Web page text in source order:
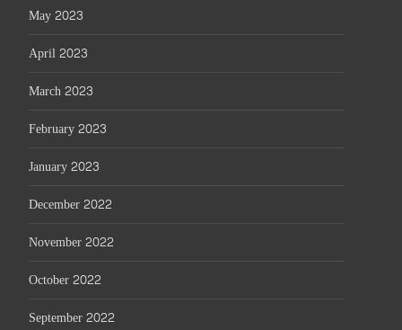
May 2023
April 2023
March 2023
February 2023
January 2023
December 2022
November 2022
October 2022
September 2022